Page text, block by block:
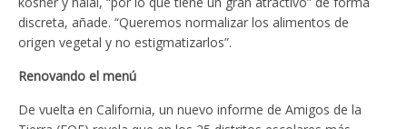
discreta, añade. “Queremos normalizar los alimentos de
origen vegetal y no estigmatizarlos”.
Renovando el menú
De vuelta en California, un nuevo informe de Amigos de la